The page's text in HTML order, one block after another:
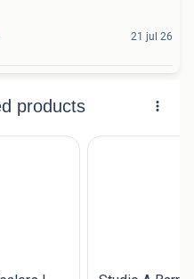
21 jul 26